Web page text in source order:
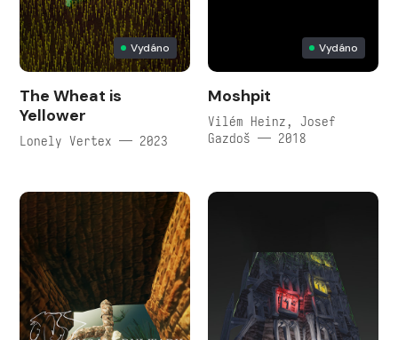
Vydáno
The Wheat is
Yellower
Lonely Vertex — 2023
Vydáno
Moshpit
Vilém Heinz, Josef
Gazdoš — 2018